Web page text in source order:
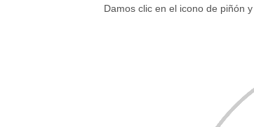
Damos clic en el icono de piñón